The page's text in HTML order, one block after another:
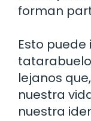
forman
Esto puede
lejanos
nuestra
nuestra